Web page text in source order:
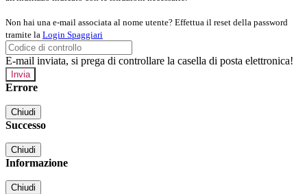
Non hai una e-mail associata al nome utente? Effettua il reset della password
tramite la Login Spaggiari
E-mail inviata, si prega di controllare la casella di posta elettronica!
Errore
Chiudi
Successo
Chiudi
Informazione
Chiudi